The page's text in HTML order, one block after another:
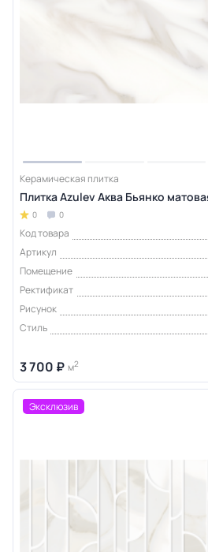
Керамическая плитка
Плитка Azulev Аква Бьянко
0 0
Код товара
Артикул
Помещение
Ректификат
Рисунок
Стиль
3 700 ₽ м2
Эксклюзив